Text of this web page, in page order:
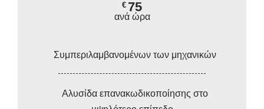
€ 75
ανά ώρα
Συμπεριλαμβανομένων των μηχανικών
Αλυσίδα επανακωδικοποίησης στο